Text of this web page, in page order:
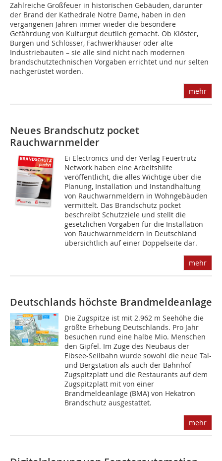
Zahlreiche Großfeuer in historischen Gebäuden, darunter
der Brand der Kathedrale Notre Dame, haben in den
vergangenen Jahren immer wieder die besondere
Gefährdung von Kulturgut deutlich gemacht. Ob Klöster,
Burgen und Schlösser, Fachwerkhäuser oder alte
Industriebauten – sie alle sind nicht nach modernen
brandschutztechnischen Vorgaben errichtet und nur selten
nachgerüstet worden.
mehr
Neues Brandschutz pocket
Rauchwarnmelder
Ei Electronics und der Verlag Feuertrutz
Network haben eine Arbeitshilfe
veröffentlicht, die alles Wichtige über die
Planung, Installation und Instandhaltung
von Rauchwarnmeldern in Wohngebäuden
vermittelt. Das Brandschutz pocket
beschreibt Schutzziele und stellt die
gesetzlichen Vorgaben für die Installation
von Rauchwarnmeldern in Deutschland
übersichtlich auf einer Doppelseite dar.
mehr
Deutschlands höchste Brandmeldeanlage
Die Zugspitze ist mit 2.962 m Seehöhe die
größte Erhebung Deutschlands. Pro Jahr
besuchen rund eine halbe Mio. Menschen
den Gipfel. Im Zuge des Neubaus der
Eibsee-Seilbahn wurde sowohl die neue Tal-
und Bergstation als auch der Bahnhof
Zugspitzplatt und die Restaurants auf dem
Zugspitzplatt mit von einer
Brandmeldeanlage (BMA) von Hekatron
Brandschutz ausgestattet.
mehr